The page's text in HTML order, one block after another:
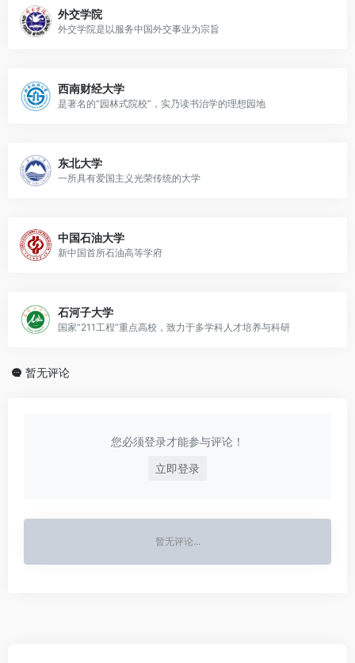
外交学院
外交学院是以服务中国外交事业为宗旨
西南财经大学
是著名的“园林式院校”，实乃读书治学的理想园地
东北大学
一所具有爱国主义光荣传统的大学
中国石油大学
新中国首所石油高等学府
石河子大学
国家“211工程”重点高校，致力于多学科人才培养与科研
暂无评论
您必须登录才能参与评论！
立即登录
暂无评论...